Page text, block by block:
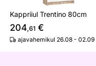
Kappriiul Trentino 80cm
204,61 €
ajavahemikul 26.08 - 02.09